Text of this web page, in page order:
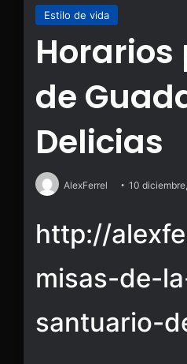
Estilo de vida
de
Delicias
AlexFerrel 10
http://
misas-de-
santuario-